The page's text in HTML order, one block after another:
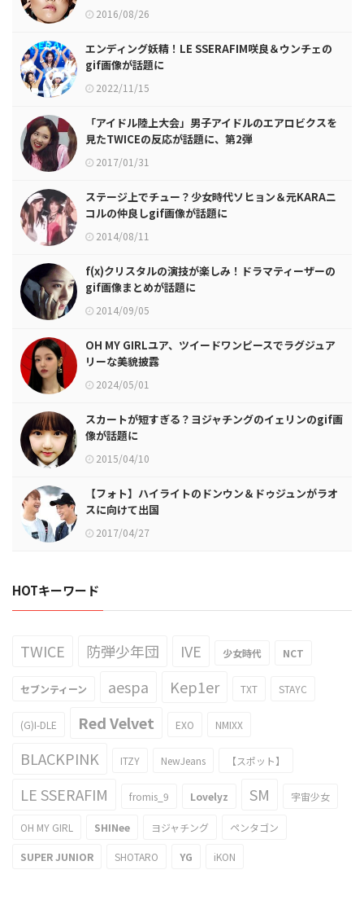
2016/08/26
エンディング妖精！LE SSERAFIM咲良＆ウンチェの
gif画像が話題に
2022/11/15
「アイドル陸上大会」男子アイドルのエアロビクスを
見たTWICEの反応が話題に、第2弾
2017/01/31
ステージ上でチュー？少女時代ソヒョン＆元KARAニ
コルの仲良しgif画像が話題に
2014/08/11
f(x)クリスタルの演技が楽しみ！ドラマティーザーの
gif画像まとめが話題に
2014/09/05
OH MY GIRLユア、ツイードワンピースでラグジュア
リーな美貌披露
2024/05/01
スカートが短すぎる？ヨジャチングのイェリンのgif画
像が話題に
2015/04/10
【フォト】ハイライトのドンウン＆ドゥジュンがラオ
スに向けて出国
2017/04/27
HOTキーワード
TWICE 防弾少年団 IVE 少女時代 NCT
セブンティーン aespa Kep1er TXT STAYC
(G)I-DLE Red Velvet EXO NMIXX
BLACKPINK ITZY NewJeans 【スポット】
LE SSERAFIM fromis_9 Lovelyz SM 宇宙少女
OH MY GIRL SHINee ヨジャチング ペンタゴン
SUPER JUNIOR SHOTARO YG iKON